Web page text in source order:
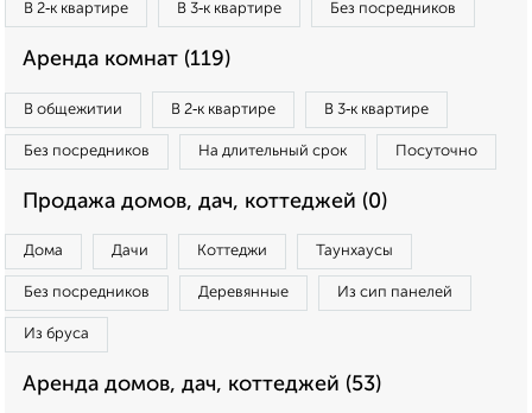
В 2‑к квартире В 3‑к квартире Без посредников
Аренда комнат (119)
В общежитии В 2‑к квартире В 3‑к квартире
Без посредников На длительный срок Посуточно
Продажа домов, дач, коттеджей (0)
Дома Дачи Коттеджи Таунхаусы
Без посредников Деревянные Из сип панелей
Из бруса
Аренда домов, дач, коттеджей (53)